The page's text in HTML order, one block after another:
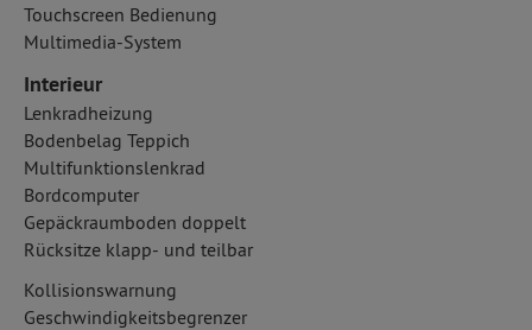
Touchscreen Bedienung
Multimedia-System
Interieur
Lenkradheizung
Bodenbelag Teppich
Multifunktionslenkrad
Bordcomputer
Gepäckraumboden doppelt
Rücksitze klapp- und teilbar
Kollisionswarnung
Geschwindigkeitsbegrenzer